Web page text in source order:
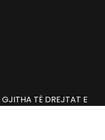
TË DREJTAT E